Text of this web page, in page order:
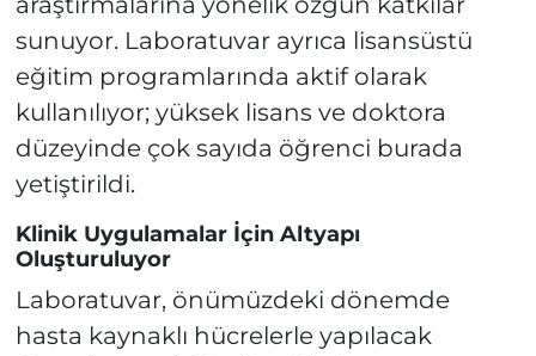
sunuyor. Laboratuvar ayrıca lisansüstü
eğitim programlarında aktif olarak
kullanılıyor; yüksek lisans ve doktora
düzeyinde çok sayıda öğrenci burada
yetiştirildi.
Klinik Uygulamalar İçin Altyapı
Oluşturuluyor
Laboratuvar, önümüzdeki dönemde
hasta kaynaklı hücrelerle yapılacak